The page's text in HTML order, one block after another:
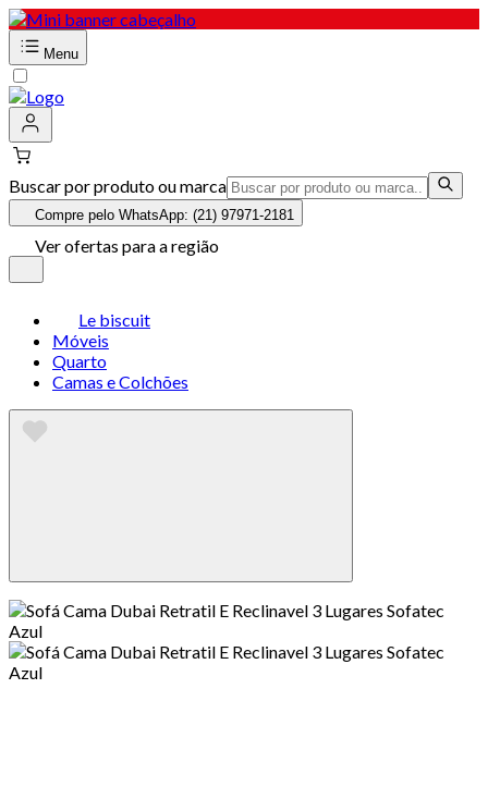
Menu
Buscar por produto ou marca
Compre pelo WhatsApp: (21) 97971-2181
Ver ofertas para a região
Le biscuit
Móveis
Quarto
Camas e Colchões